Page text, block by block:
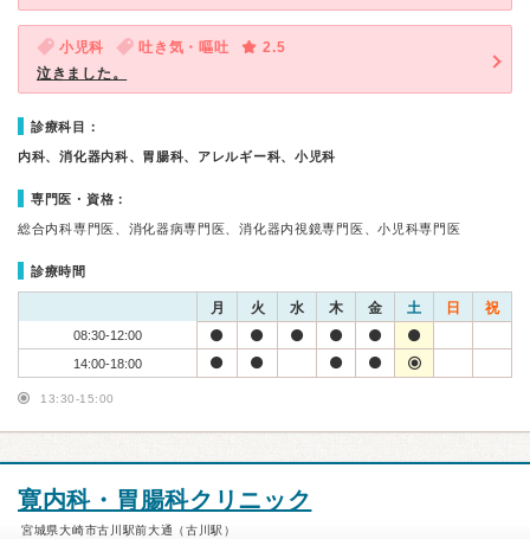
小児科 吐き気・嘔吐
2.5
泣きました。
診療科目：
内科、消化器内科、胃腸科、アレルギー科、小児科
専門医・資格：
総合内科専門医、消化器病専門医、消化器内視鏡専門医、小児科専門医
診療時間
月 火 水 木 金 土 日 祝
08:30-12:00
14:00-18:00
13:30-15:00
寛内科・胃腸科クリニック
宮城県大崎市古川駅前大通（古川駅）